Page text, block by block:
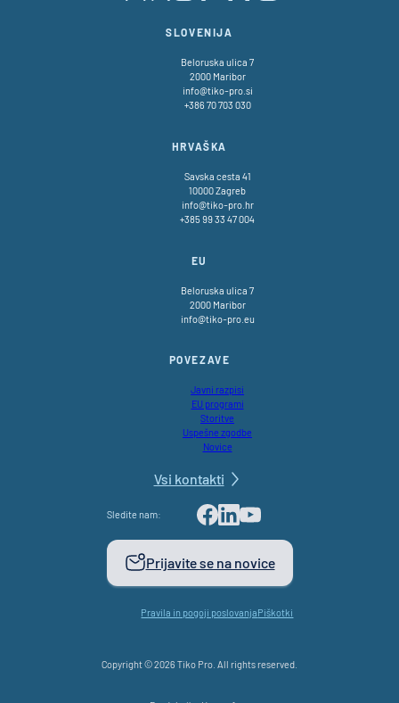
SLOVENIJA
Beloruska ulica 7
2000 Maribor
info@tiko-pro.si
+386 70 703 030
HRVAŠKA
Savska cesta 41
10000 Zagreb
info@tiko-pro.hr
+385 99 33 47 004
EU
Beloruska ulica 7
2000 Maribor
info@tiko-pro.eu
POVEZAVE
Javni razpisi
EU programi
Storitve
Uspešne zgodbe
Novice
Vsi kontakti
Sledite nam:
Facebook
LinkedIn
Youtube
Prijavite se na novice
Copyright © 2026 Tiko Pro. All rights reserved.
Pravila in pogoji poslovanjaPiškotki